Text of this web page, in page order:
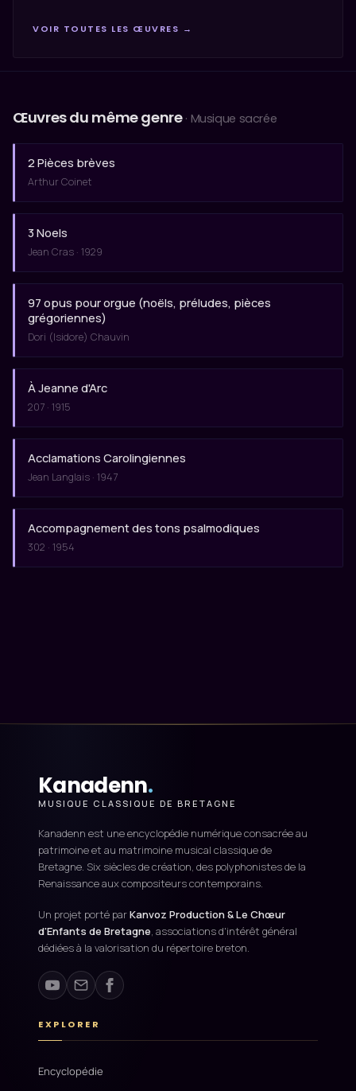
VOIR TOUTES LES ŒUVRES →
Œuvres du même genre · Musique sacrée
2 Pièces brèves
Arthur Coinet
3 Noels
Jean Cras · 1929
97 opus pour orgue (noëls, préludes, pièces
grégoriennes)
Dori (Isidore) Chauvin
À Jeanne d'Arc
207 · 1915
Acclamations Carolingiennes
Jean Langlais · 1947
Accompagnement des tons psalmodiques
302 · 1954
Kanadenn.
MUSIQUE CLASSIQUE DE BRETAGNE
Kanadenn est une encyclopédie numérique consacrée au
patrimoine et au matrimoine musical classique de
Bretagne. Six siècles de création, des polyphonistes de la
Renaissance aux compositeurs contemporains.
Un projet porté parKanvoz Production & Le Chœur
d'Enfants de Bretagne, associations d'intérêt général
dédiées à la valorisation du répertoire breton.
EXPLORER
Encyclopédie